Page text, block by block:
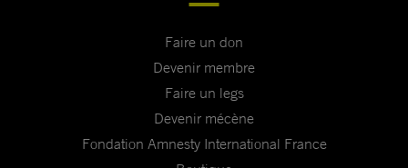
Faire un don
Devenir membre
Faire un legs
Devenir mécène
Fondation Amnesty International France